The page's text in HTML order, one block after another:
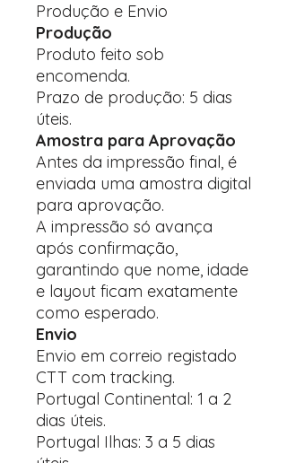
Produção e Envio
Produção
Produto feito sob
encomenda.
Prazo de produção: 5 dias
úteis.
Amostra para Aprovação
Antes da impressão final, é
enviada uma amostra digital
para aprovação.
A impressão só avança
após confirmação,
garantindo que nome, idade
e layout ficam exatamente
como esperado.
Envio
Envio em correio registado
CTT com tracking.
Portugal Continental: 1 a 2
dias úteis.
Portugal Ilhas: 3 a 5 dias